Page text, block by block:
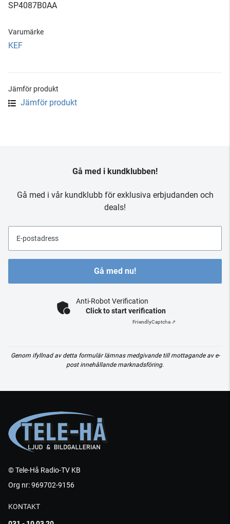
SP4087B0AA
Varumärke
KEF
Jämför produkt
Jämför produkt
Gå med i kundklubben!
Gå med i vår kundklubb för exklusiva erbjudanden och
deals!
E-postadress
Gå med nu!
Anti-Robot Verification
Click to start verification
FriendlyCaptcha ⇗
Genom ifyllnad av detta formulär lämnas medgivande till mottagande av e-
post innehållande marknadsföring.
© Tele-Hå Radio-TV KB
Org nr: 969702-9156
KONTAKT